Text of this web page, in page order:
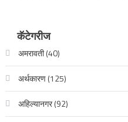
कॅटेगरीज
अमरावती(40)
अर्थकारण(125)
अहिल्यानगर(92)